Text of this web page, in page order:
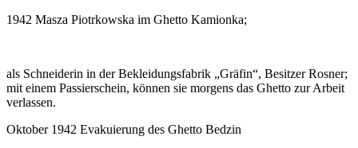
1942 Masza Piotrkowska im Ghetto Kamionka;
als Schneiderin in der Bekleidungsfabrik „Gräfin“, Besitzer Rosner;
mit einem Passierschein, können sie morgens das Ghetto zur Arbeit
verlassen.
Oktober 1942 Evakuierung des Ghetto Bedzin